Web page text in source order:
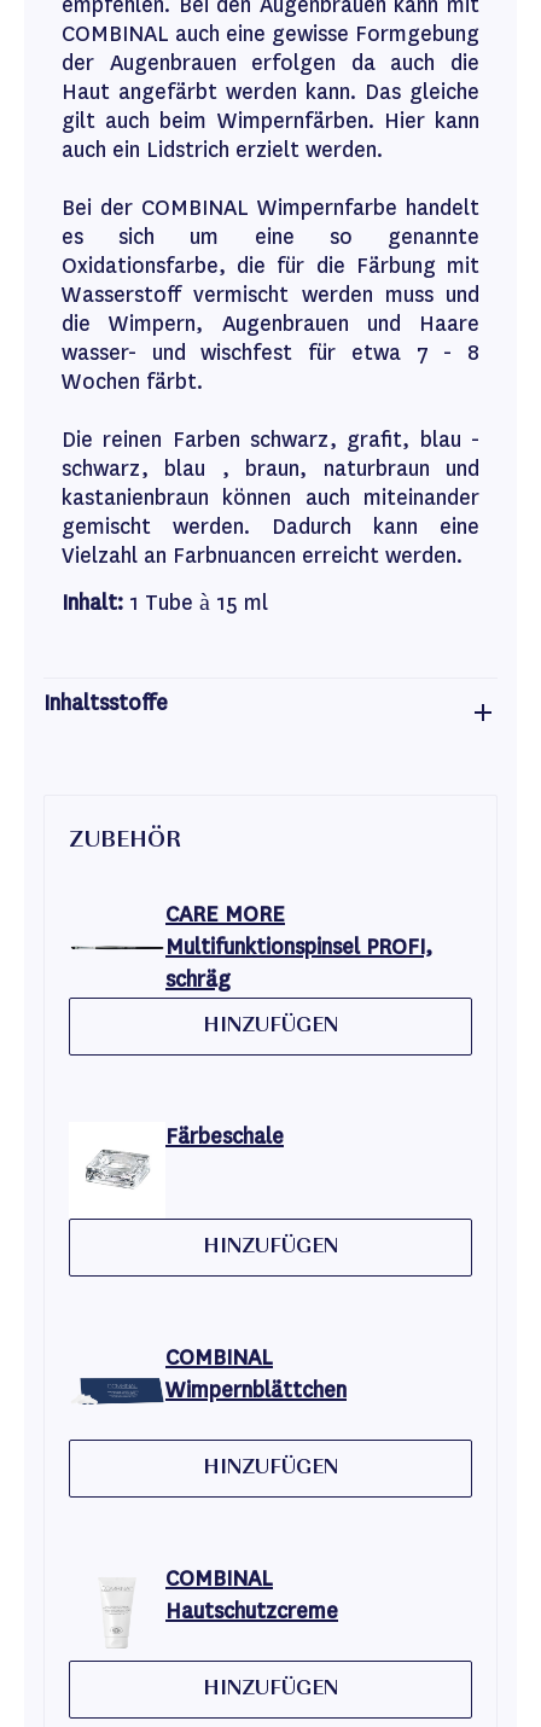
COMBINAL auch eine gewisse Formgebung
der Augenbrauen erfolgen da auch die
Haut angefärbt werden kann. Das gleiche
gilt auch beim Wimpernfärben. Hier kann
auch ein Lidstrich erzielt werden.
Bei der COMBINAL Wimpernfarbe handelt
es sich um eine so genannte
Oxidationsfarbe, die für die Färbung mit
Wasserstoff vermischt werden muss und
die Wimpern, Augenbrauen und Haare
wasser- und wischfest für etwa 7 - 8
Wochen färbt.
Die reinen Farben schwarz, grafit, blau -
schwarz, blau , braun, naturbraun und
kastanienbraun können auch miteinander
gemischt werden. Dadurch kann eine
Vielzahl an Farbnuancen erreicht werden.
Inhalt: 1 Tube à 15 ml
Inhaltsstoffe
ZUBEHÖR
CARE MORE
Multifunktionspinsel PROFI,
schräg
HINZUFÜGEN
Färbeschale
HINZUFÜGEN
COMBINAL
Wimpernblättchen
HINZUFÜGEN
COMBINAL
Hautschutzcreme
HINZUFÜGEN